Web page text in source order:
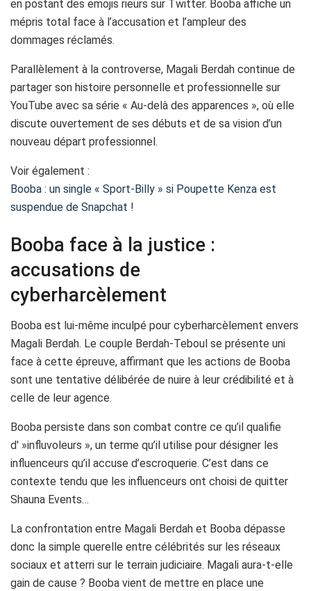
en postant des emojis rieurs sur Twitter. Booba affiche un
mépris total face à l’accusation et l’ampleur des
dommages réclamés.
Parallèlement à la controverse, Magali Berdah continue de
partager son histoire personnelle et professionnelle sur
YouTube avec sa série « Au-delà des apparences », où elle
discute ouvertement de ses débuts et de sa vision d’un
nouveau départ professionnel.
Voir également :
Booba : un single « Sport-Billy » si Poupette Kenza est
suspendue de Snapchat !
Booba face à la justice :
accusations de
cyberharcèlement
Booba est lui-même inculpé pour cyberharcèlement envers
Magali Berdah. Le couple Berdah-Teboul se présente uni
face à cette épreuve, affirmant que les actions de Booba
sont une tentative délibérée de nuire à leur crédibilité et à
celle de leur agence.
Booba persiste dans son combat contre ce qu’il qualifie
d' »influvoleurs », un terme qu’il utilise pour désigner les
influenceurs qu’il accuse d’escroquerie. C’est dans ce
contexte tendu que les influenceurs ont choisi de quitter
Shauna Events…
La confrontation entre Magali Berdah et Booba dépasse
donc la simple querelle entre célébrités sur les réseaux
sociaux et atterri sur le terrain judiciaire. Magali aura-t-elle
gain de cause ? Booba vient de mettre en place une